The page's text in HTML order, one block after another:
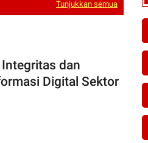
Tunjukkan semua
dan
Digital Sektor